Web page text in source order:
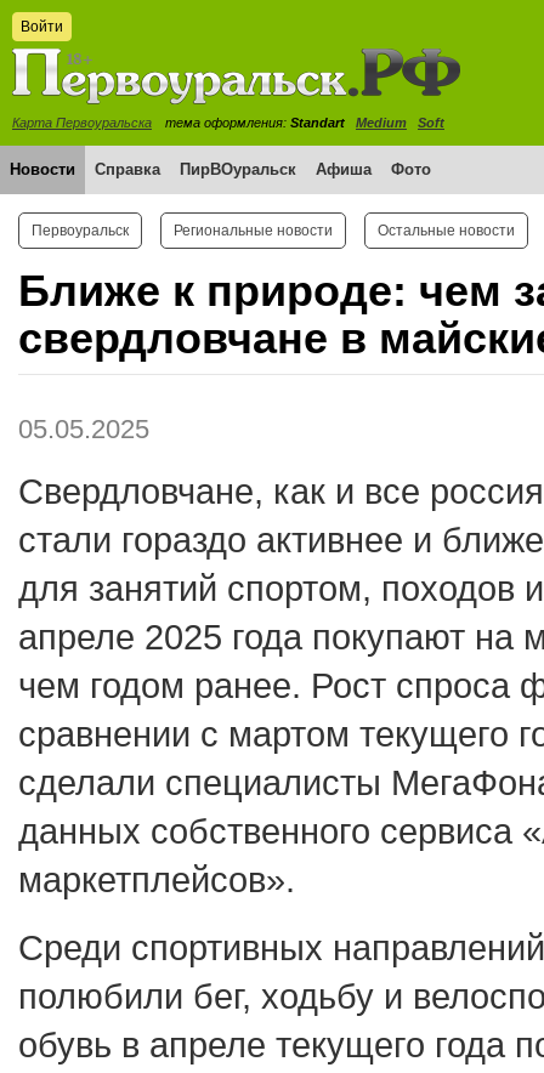
Войти
Карта Первоуральска тема оформления: Standart Medium Soft
Новости Справка ПирВОуральск Афиша Фото
Первоуральск Региональные новости Остальные новости
Ближе к природе: чем
свердловчане в
05.05.2025
Свердловчане, как и все
стали гораздо активнее и
для занятий спортом, походов
апреле 2025 года покупают на
чем годом ранее. Рост спроса
сравнении с мартом текущего
сделали специалисты
данных собственного сервиса
маркетплейсов».
Среди спортивных
полюбили бег, ходьбу и
обувь в апреле текущего года